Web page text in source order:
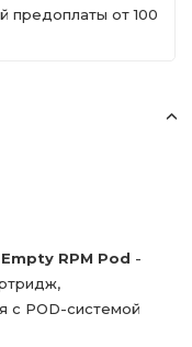
предоплаты от 100
RPM Pod -
с POD-системой